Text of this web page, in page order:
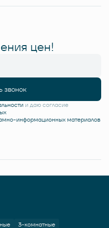
цен!
звонок
и даю согласие
информационных материалов
3-комнатные